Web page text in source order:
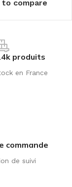
to compare
produits
en France
commande
de suivi